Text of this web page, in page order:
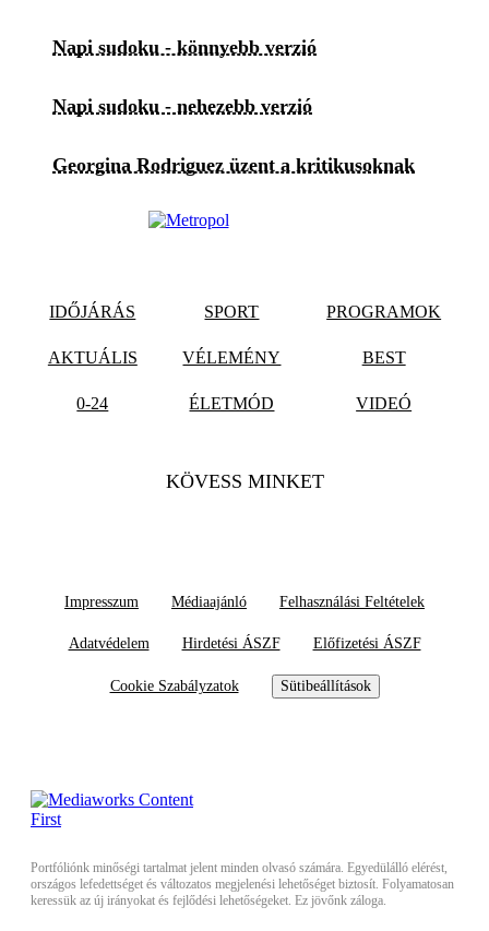
Napi sudoku - könnyebb verzió
Napi sudoku - nehezebb verzió
Georgina Rodriguez üzent a kritikusoknak
IDŐJÁRÁS SPORT PROGRAMOK
AKTUÁLIS VÉLEMÉNY BEST
0-24 ÉLETMÓD VIDEÓ
KÖVESS MINKET
Impresszum Médiaajánló Felhasználási Feltételek
Adatvédelem Hirdetési ÁSZF Előfizetési ÁSZF
Cookie Szabályzatok Sütibeállítások
Portfóliónk minőségi tartalmat jelent minden olvasó számára. Egyedülálló elérést,
országos lefedettséget és változatos megjelenési lehetőséget biztosít. Folyamatosan
keressük az új irányokat és fejlődési lehetőségeket. Ez jövőnk záloga.